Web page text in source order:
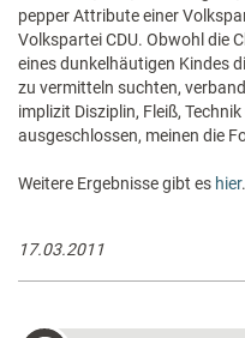
pepper Attribute einer
Volkspartei CDU. Obwohl die
eines dunkelhäutigen Kindes
zu vermitteln suchten,
implizit Disziplin, Fleiß,
ausgeschlossen, meinen die
Weitere Ergebnisse gibt es hier.
17.03.2011